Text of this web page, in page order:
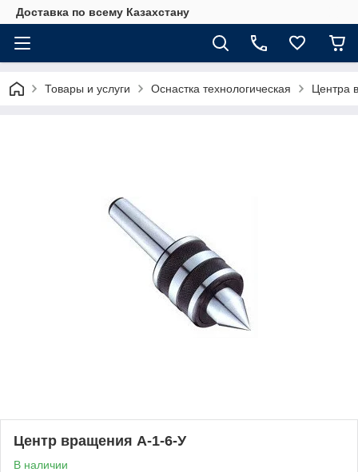
Доставка по всему Казахстану
Товары и услуги Оснастка технологическая Центра
Центр вращения А-1-6-У
В наличии